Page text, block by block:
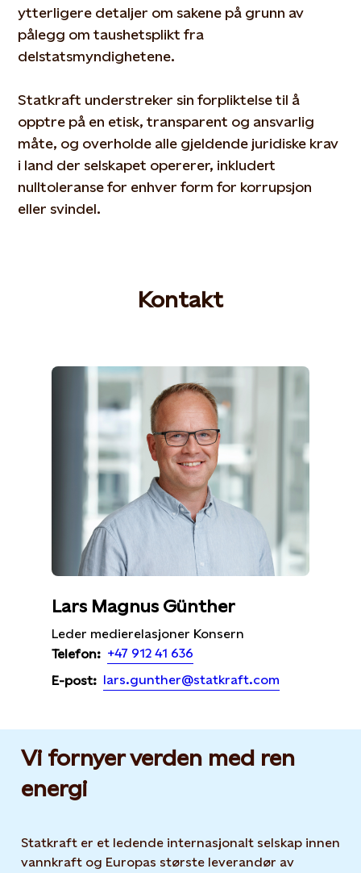
ytterligere detaljer om sakene på grunn av
pålegg om taushetsplikt fra
delstatsmyndighetene.
Statkraft understreker sin forpliktelse til å
opptre på en etisk, transparent og ansvarlig
måte, og overholde alle gjeldende juridiske krav
i land der selskapet opererer, inkludert
nulltoleranse for enhver form for korrupsjon
eller svindel.
Kontakt
Lars Magnus Günther
Leder medierelasjoner Konsern
Telefon: +47 912 41 636
E-post: lars.gunther@statkraft.com
Vi fornyer verden med ren
energi
Statkraft er et ledende internasjonalt selskap innen
vannkraft og Europas største leverandør av